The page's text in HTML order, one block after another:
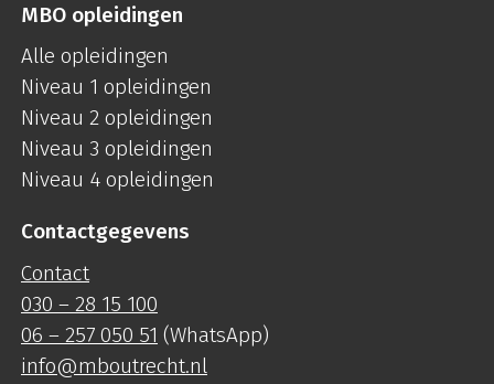
MBO opleidingen
Alle opleidingen
Niveau 1 opleidingen
Niveau 2 opleidingen
Niveau 3 opleidingen
Niveau 4 opleidingen
Contactgegevens
Contact
030 – 28 15 100
06 – 257 050 51 (WhatsApp)
info@mboutrecht.nl